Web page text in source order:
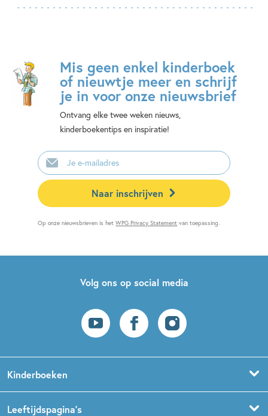
Mis geen enkel kinderboek
of nieuwtje meer en schrijf
je in voor onze nieuwsbrief
Ontvang elke twee weken nieuws,
kinderboekentips en inspiratie!
E-
mailadres
Naar inschrijven
Op onze nieuwsbrieven is hetWPG Privacy Statement van toepassing.
Volg ons op social media
Kinderboeken
Leeftijdspagina’s